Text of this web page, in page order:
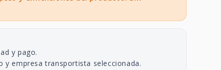
y pago.
y empresa transportista seleccionada.